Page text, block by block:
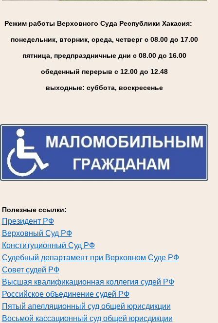
Режим работы Верховного Суда Республики Хакасия:
понедельник, вторник, среда, четверг с 08.00 до 17.00
пятница, предпраздничные дни с 08.00 до 16.00
обеденный перерыв с 12.00 до 12.48
выходные: суббота, воскресенье
Полезные ссылки:
Президент РФ
Верховный Суд РФ
Конституционный Суд РФ
Судебный департамент при Верховном Суде РФ
Совет судей РФ
Высшая квалификационная коллегия судей РФ
Российское объединение судей РФ
Пятый апелляционный суд общей юрисдикции
Восьмой кассационный суд общей юрисдикции